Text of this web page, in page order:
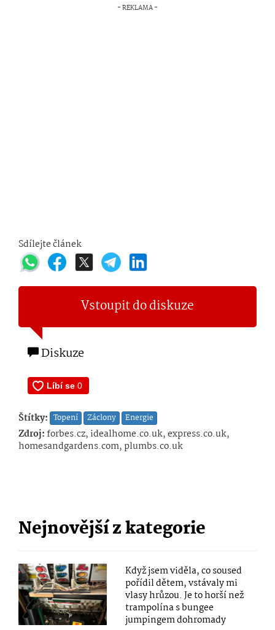
Sdílejte článek
Vstoupit do diskuze
Diskuze
Štítky: Topení Záclony Energie
Zdroj:forbes.cz, idealhome.co.uk, express.co.uk,
homesandgardens.com, plumbs.co.uk
Nejnovější z kategorie
Když jsem viděla, co soused
pořídil dětem, vstávaly mi
vlasy hrůzou. Je to horší než
trampolína s bungee
jumpingem dohromady